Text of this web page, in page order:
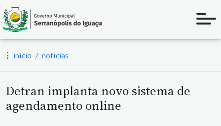
início notícias
Detran implanta novo sistema de
agendamento online